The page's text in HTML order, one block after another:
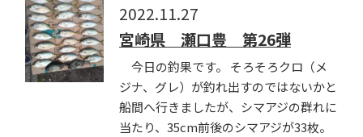
2022.11.27
宮崎県 瀬口豊 第26弾
今日の釣果です。 そろそろクロ（メ
ジナ、グレ）が釣れ出すのではないかと
船間へ行きましたが、シマアジの群れに
当たり、35cm前後のシマアジが33枚。